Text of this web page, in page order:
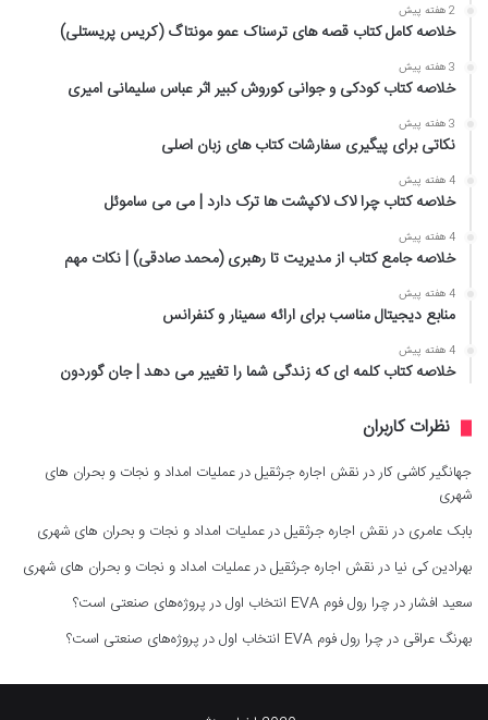
2 هفته پیش
خلاصه کامل کتاب قصه های ترسناک عمو مونتاگ (کریس پریستلی)
3 هفته پیش
خلاصه کتاب کودکی و جوانی کوروش کبیر اثر عباس سلیمانی امیری
3 هفته پیش
نکاتی برای پیگیری سفارشات کتاب های زبان اصلی
4 هفته پیش
خلاصه کتاب چرا لاک لاکپشت ها ترک دارد | می می ساموئل
4 هفته پیش
خلاصه جامع کتاب از مدیریت تا رهبری (محمد صادقی) | نکات مهم
4 هفته پیش
منابع دیجیتال مناسب برای ارائه سمینار و کنفرانس
4 هفته پیش
خلاصه کتاب کلمه ای که زندگی شما را تغییر می دهد | جان گوردون
نظرات کاربران
جهانگیر کاشی کاردرنقش اجاره جرثقیل در عملیات امداد و نجات و بحران های
شهری
بابک عامری درنقش اجاره جرثقیل در عملیات امداد و نجات و بحران های شهری
بهرادین کی نیا درنقش اجاره جرثقیل در عملیات امداد و نجات و بحران های شهری
سعید افشاردرچرا رول فوم EVA انتخاب اول در پروژه‌های صنعتی است؟
بهرنگ عراقی درچرا رول فوم EVA انتخاب اول در پروژه‌های صنعتی است؟